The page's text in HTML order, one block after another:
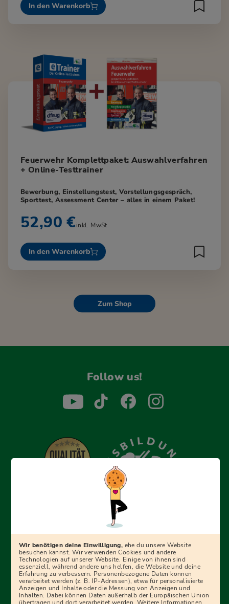
In den Warenkorb
Feuerwehr Komplettpaket: Auswahlverfahren
+ Online-Testtrainer
Bewerbung, Einstellungstest, Vorstellungsgespräch,
Sporttest, Assessment Center – alles in einem Paket!
52,90 €inkl. MwSt.
In den Warenkorb
Zum Shop
Follow us!
Erfolgreich bewerben mit Ausbildungspark: Wir
begleiten dich Schritt für Schritt bei deinem Start in den
Ratgebern und Prüfungspaketen, interaktiven
Videokursen und vielem mehr. Für alle, die was werden
wollen!
Wir benötigen deine Einwilligung, ehe du unsere Website
besuchen kannst. Wir verwenden Cookies und andere
Technologien auf unserer Website. Einige von ihnen sind
essenziell, während andere uns helfen, die Website und deine
Erfahrung zu verbessern. Personenbezogene Daten können
verarbeitet werden (z. B. IP-Adressen), etwa für personalisierte
Anzeigen und Inhalte oder die Messung von Anzeigen und
Inhalten. Dabei können Daten außerhalb der Europäischen Union
übertragen und dort verarbeitet werden. Weitere Informationen